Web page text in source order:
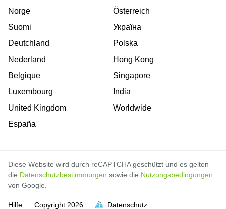
Norge
Suomi
Deutchland
Nederland
Belgique
Luxembourg
United Kingdom
España
Österreich
Україна
Polska
Hong Kong
Singapore
India
Worldwide
Diese Website wird durch reCAPTCHA geschützt und es gelten
die Datenschutzbestimmungen sowie die Nutzungsbedingungen
von Google.
Hilfe Copyright 2026 Datenschutz